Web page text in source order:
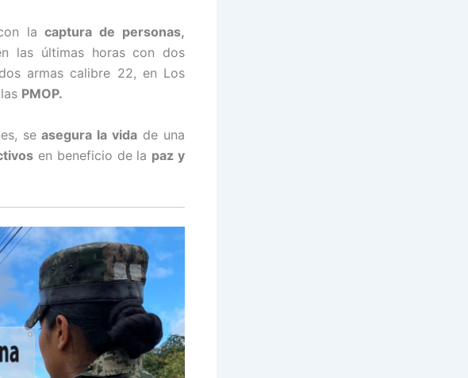
con lacaptura de personas,
las últimas horas con dos
armas calibre 22, en Los
PMOP.
se asegura la vida de una
en beneficio de la paz y